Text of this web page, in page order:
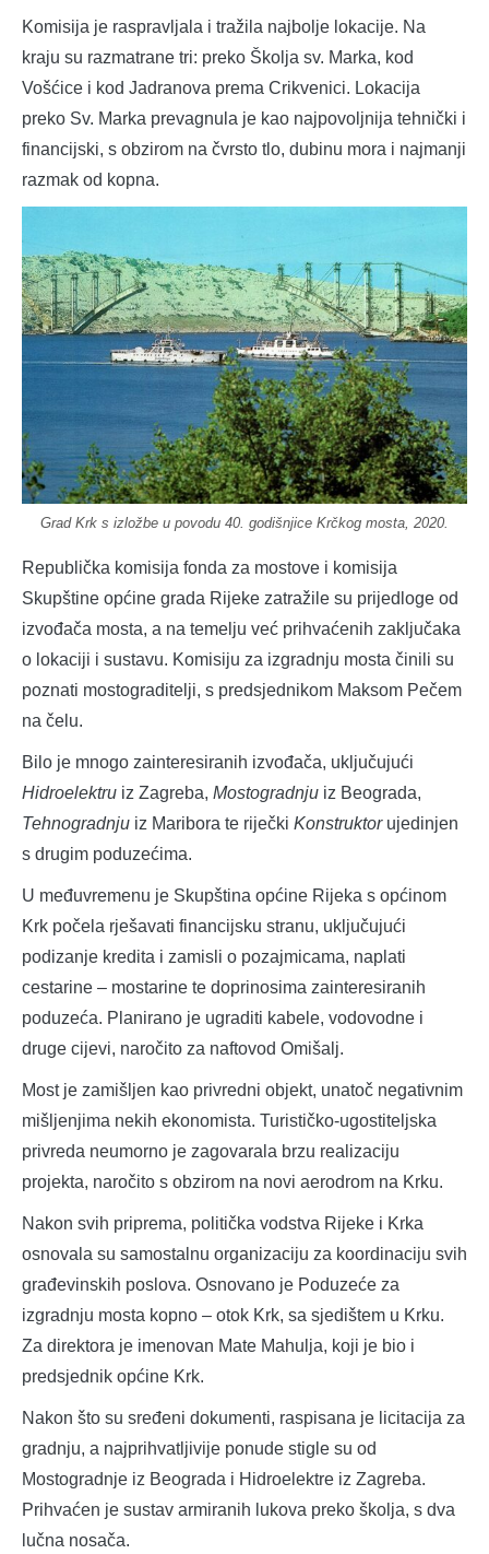
Komisija je raspravljala i tražila najbolje lokacije. Na
kraju su razmatrane tri: preko Školja sv. Marka, kod
Vošćice i kod Jadranova prema Crikvenici. Lokacija
preko Sv. Marka prevagnula je kao najpovoljnija tehnički i
financijski, s obzirom na čvrsto tlo, dubinu mora i najmanji
razmak od kopna.
Grad Krk s izložbe u povodu 40. godišnjice Krčkog mosta, 2020.
Republička komisija fonda za mostove i komisija
Skupštine općine grada Rijeke zatražile su prijedloge od
izvođača mosta, a na temelju već prihvaćenih zaključaka
o lokaciji i sustavu. Komisiju za izgradnju mosta činili su
poznati mostograditelji, s predsjednikom Maksom Pečem
na čelu.
Bilo je mnogo zainteresiranih izvođača, uključujući
Hidroelektru iz Zagreba, Mostogradnju iz Beograda,
Tehnogradnju iz Maribora te riječki Konstruktor ujedinjen
s drugim poduzećima.
U međuvremenu je Skupština općine Rijeka s općinom
Krk počela rješavati financijsku stranu, uključujući
podizanje kredita i zamisli o pozajmicama, naplati
cestarine – mostarine te doprinosima zainteresiranih
poduzeća. Planirano je ugraditi kabele, vodovodne i
druge cijevi, naročito za naftovod Omišalj.
Most je zamišljen kao privredni objekt, unatoč negativnim
mišljenjima nekih ekonomista. Turističko-ugostiteljska
privreda neumorno je zagovarala brzu realizaciju
projekta, naročito s obzirom na novi aerodrom na Krku.
Nakon svih priprema, politička vodstva Rijeke i Krka
osnovala su samostalnu organizaciju za koordinaciju svih
građevinskih poslova. Osnovano je Poduzeće za
izgradnju mosta kopno – otok Krk, sa sjedištem u Krku.
Za direktora je imenovan Mate Mahulja, koji je bio i
predsjednik općine Krk.
Nakon što su sređeni dokumenti, raspisana je licitacija za
gradnju, a najprihvatljivije ponude stigle su od
Mostogradnje iz Beograda i Hidroelektre iz Zagreba.
Prihvaćen je sustav armiranih lukova preko školja, s dva
lučna nosača.